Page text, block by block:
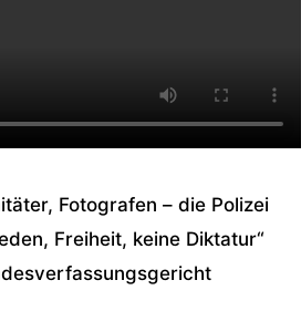
Fotografen – die Polizei
Freiheit, keine Diktatur“